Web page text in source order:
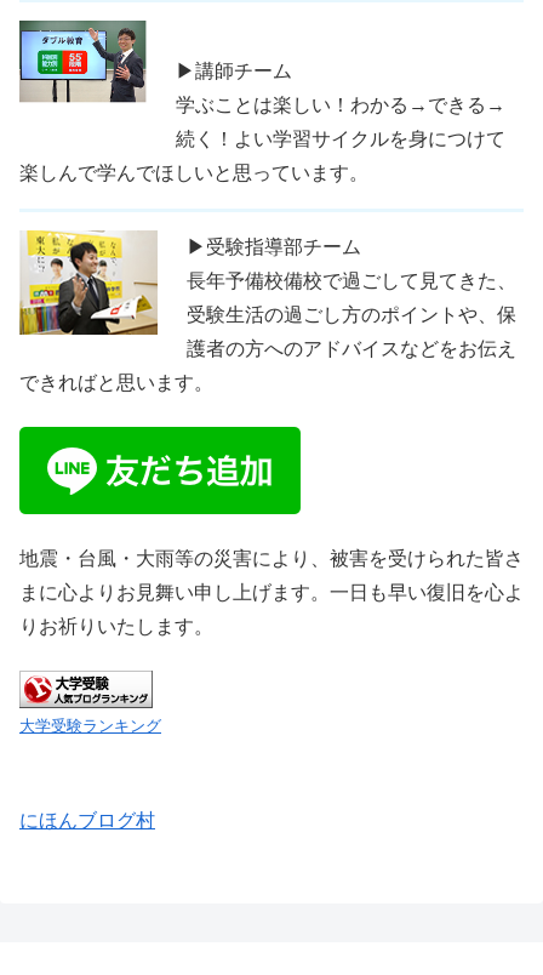
▶講師チーム
学ぶことは楽しい！わかる→できる→
続く！よい学習サイクルを身につけて
楽しんで学んでほしいと思っています。
▶受験指導部チーム
長年予備校備校で過ごして見てきた、
受験生活の過ごし方のポイントや、保
護者の方へのアドバイスなどをお伝え
できればと思います。
地震・台風・大雨等の災害により、被害を受けられた皆さ
まに心よりお見舞い申し上げます。一日も早い復旧を心よ
りお祈りいたします。
大学受験ランキング
にほんブログ村